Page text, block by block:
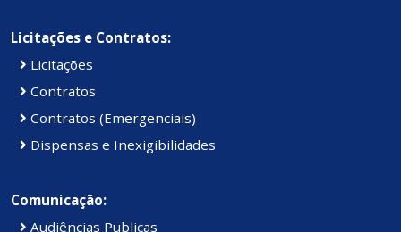
Licitações e Contratos:
Licitações
Contratos
Contratos (Emergenciais)
Dispensas e Inexigibilidades
Comunicação:
Audiências Publicas